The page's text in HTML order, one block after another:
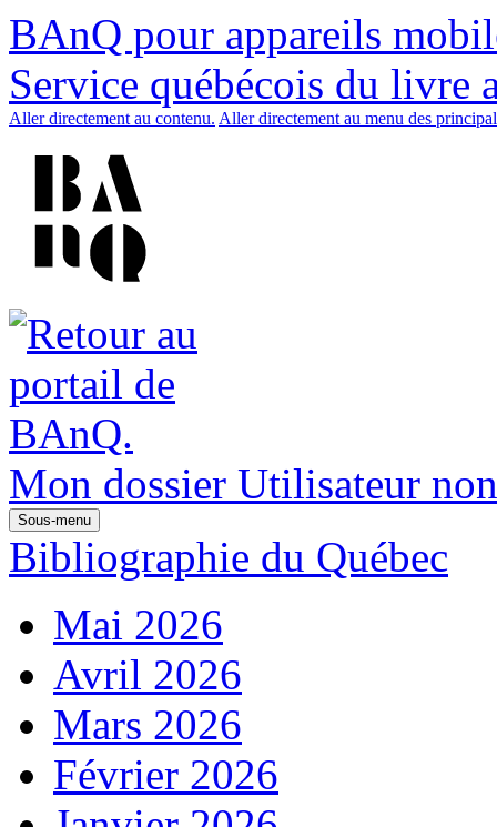
BAnQ pour appareils
Service québécois du livre
Aller directement au contenu. Aller directement au menu des
Mon dossier Utilisateur
Sous-menu
Bibliographie du Québec
Mai 2026
Avril 2026
Mars 2026
Février 2026